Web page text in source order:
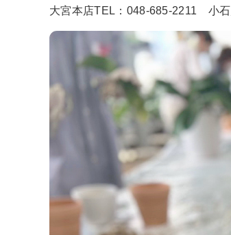
大宮本店TEL：048-685-2211 小